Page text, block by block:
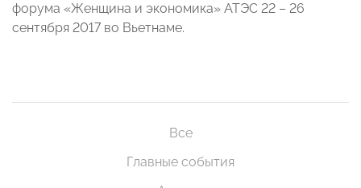
форума «Женщина и экономика» АТЭС 22 – 26
сентября 2017 во Вьетнаме.
Все
Главные события